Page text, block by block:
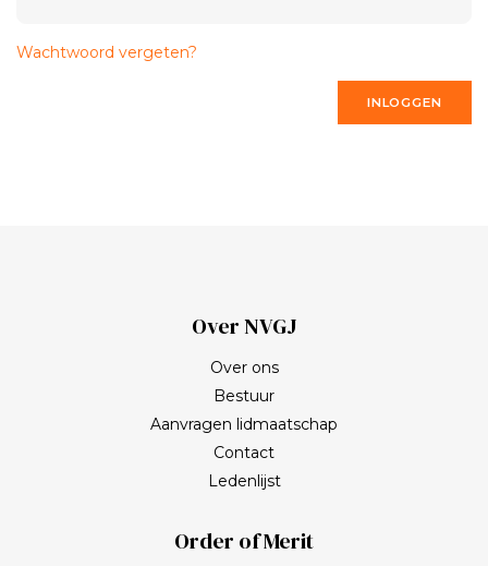
Wachtwoord vergeten?
INLOGGEN
Over NVGJ
Over ons
Bestuur
Aanvragen lidmaatschap
Contact
Ledenlijst
Order of Merit